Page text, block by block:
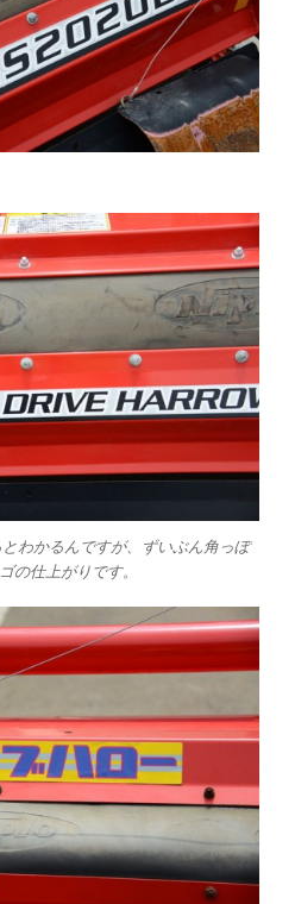
わかるんですが、ずいぶん角っぽ
の仕上がりです。